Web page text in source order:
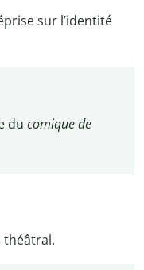
sur l’identité
du comique de
théâtral.